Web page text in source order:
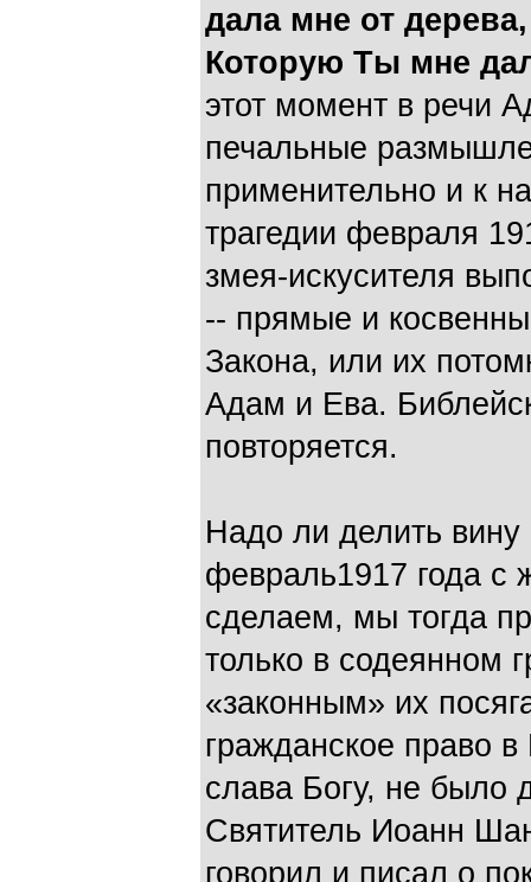
дала мне от
Которую Ты мне
этот момент в речи
печальные
применительно и к
трагедии февраля
змея-искусителя
-- прямые и
Закона, или их
Адам и Ева.
повторяется.
Надо ли делить вину
февраль1917 года с
сделаем, мы тогда
только в содеянном
«законным» их
гражданское право
слава Богу, не было
Святитель Иоанн
говорил и писал о